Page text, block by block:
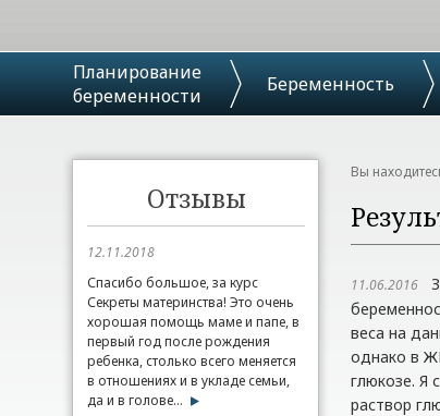
Планирование
беременности
Беременность
Отзывы
12.11.2018
Спасибо большое, за курс
Секреты материнства! Это очень
хорошая помощь маме и папе, в
первый год после рождения
ребенка, столько всего меняется
в отношениях и в укладе семьи,
да и в голове...
Вы
11.06.2016
веса на
однако в
глюкозе. Я
раствор